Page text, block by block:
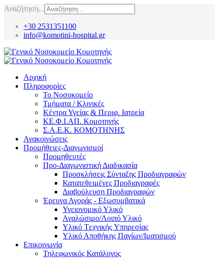
Αναζήτηση...
+30 2531351100
info@komotini-hospital.gr
Αρχική
Πληροφορίες
Το Νοσοκομείο
Τμήματα / Κλινικές
Κέντρα Υγείας & Περιφ. Ιατρεία
ΚΕ.Φ.Ι.ΑΠ. Κομοτηνής
Σ.Α.Ε.Κ. ΚΟΜΟΤΗΝΗΣ
Ανακοινώσεις
Προμήθειες-Διαγωνισμοί
Προμηθευτές
Προ-Διαγωνιστική Διαδικασία
Προσκλήσεις Σύνταξης Προδιαγραφών
Κατατεθειμένες Προδιαγραφές
Διαβούλευση Προδιαγραφών
Έρευνα Αγοράς - Εξωσυμβατικά
Υγειονομικό Υλικό
Αναλώσιμο/Λοιπό Υλικό
Υλικό Tεχνικής Yπηρεσίας
Υλικό Αποθήκης Παγίων/Ιματισμού
Επικοινωνία
Τηλεφωνικός Κατάλογος